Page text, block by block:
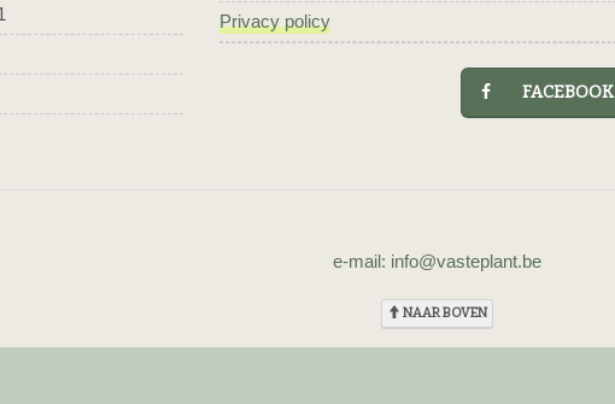
Privacy policy
FACEBOOK
e-mail: info@vasteplant.be
NAAR BOVEN